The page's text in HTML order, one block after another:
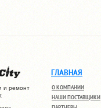
и ремонт
ГЛАВНАЯ
О КОМПАНИИ
НАШИ ПОСТАВЩИКИ